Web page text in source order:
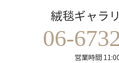
絨毯ギャラ
06-
営業時間